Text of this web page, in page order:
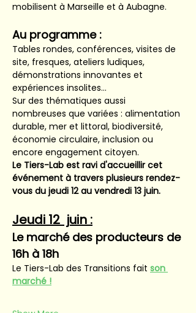
mobilisent à Marseille et à Aubagne.
Au programme :
Tables rondes, conférences, visites de
site, fresques, ateliers ludiques,
démonstrations innovantes et
expériences insolites…
Sur des thématiques aussi
nombreuses que variées : alimentation
durable, mer et littoral, biodiversité,
économie circulaire, inclusion ou
encore engagement citoyen.
Le Tiers-Lab est ravi d'accueillir cet
événement à travers plusieurs rendez-
vous du jeudi 12 au vendredi 13 juin.
Jeudi 12  juin :
Le marché des producteurs de
16h à 18h
Le Tiers-Lab des Transitions fait son
marché !